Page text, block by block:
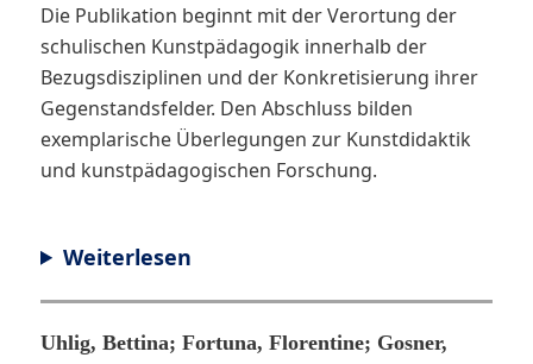
Die Publikation beginnt mit der Verortung der
schulischen Kunstpädagogik innerhalb der
Bezugsdisziplinen und der Konkretisierung ihrer
Gegenstandsfelder. Den Abschluss bilden
exemplarische Überlegungen zur Kunstdidaktik
und kunstpädagogischen Forschung.
Weiterlesen
Uhlig, Bettina; Fortuna, Florentine; Gosner,